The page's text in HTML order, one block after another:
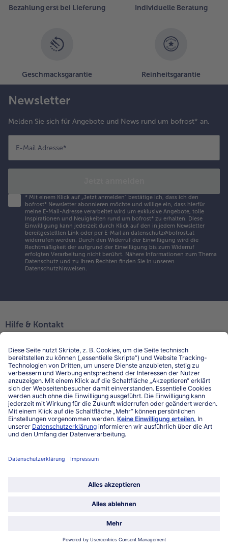
Bezahlung erst bei Lieferung Individuelle Beratung
Geschmacksgarantie Reinheitsgarantie
Newsletter
Melden Sie sich für Angebote und News rund um bofrost* an.
E-Mail Adresse*
* Mit einem Klick auf „Jetzt anmelden" bestätige ich, dass ich den
bofrost* Newsletter abonnieren möchte und willige ein, dass hierfür
meine E-Mail-Adresse verarbeitet wird um exklusive Angebote, tolle
Inspirationen und Neuigkeiten rund um bofrost* zu erhalten. Diese
Einwilligung kann jederzeit durch Klick auf den in jedem Newsletter
bereitgestellten Link oder per E-Mail an datenschutz@bofrost.at
widerrufen werden. Durch den Widerruf der Einwilligung wird die
Rechtmäßigkeit der aufgrund der Einwilligung bis zum Widerruf
erfolgten Verarbeitung nicht berührt. Nähere Informationen zum Thema
Datenschutz und zu Ihren Rechten finden Sie in unseren
Datenschutzhinweisen.
Hilfe & Kontakt
Kontakt
FAQ
Service
Unternehmen